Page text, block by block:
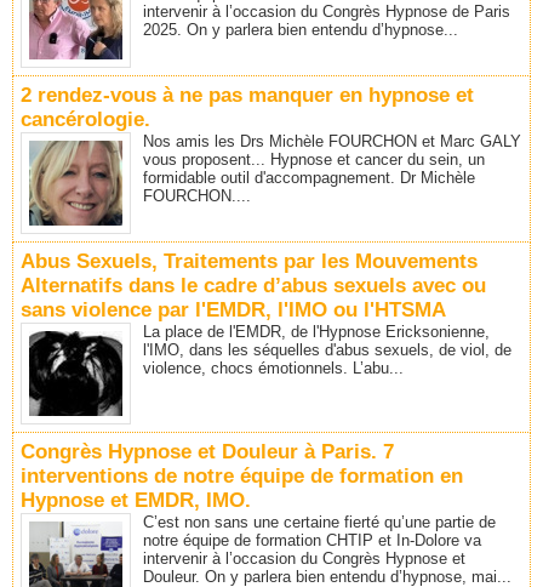
intervenir à l’occasion du Congrès Hypnose de Paris
2025. On y parlera bien entendu d’hypnose...
2 rendez-vous à ne pas manquer en hypnose et
cancérologie.
Nos amis les Drs Michèle FOURCHON et Marc GALY
vous proposent... Hypnose et cancer du sein, un
formidable outil d'accompagnement. Dr Michèle
FOURCHON....
Abus Sexuels, Traitements par les Mouvements
Alternatifs dans le cadre d’abus sexuels avec ou
sans violence par l'EMDR, l'IMO ou l'HTSMA
La place de l'EMDR, de l'Hypnose Ericksonienne,
l'IMO, dans les séquelles d'abus sexuels, de viol, de
violence, chocs émotionnels. L’abu...
Congrès Hypnose et Douleur à Paris. 7
interventions de notre équipe de formation en
Hypnose et EMDR, IMO.
C’est non sans une certaine fierté qu’une partie de
notre équipe de formation CHTIP et In-Dolore va
intervenir à l’occasion du Congrès Hypnose et
Douleur. On y parlera bien entendu d’hypnose, mai...